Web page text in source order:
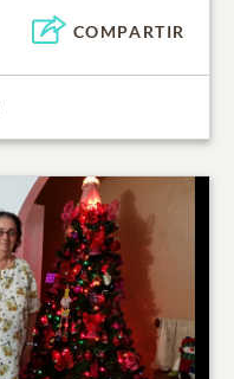
COMPARTIR